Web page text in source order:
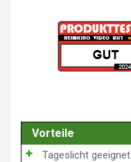
Vorteile
Tageslicht geeignet